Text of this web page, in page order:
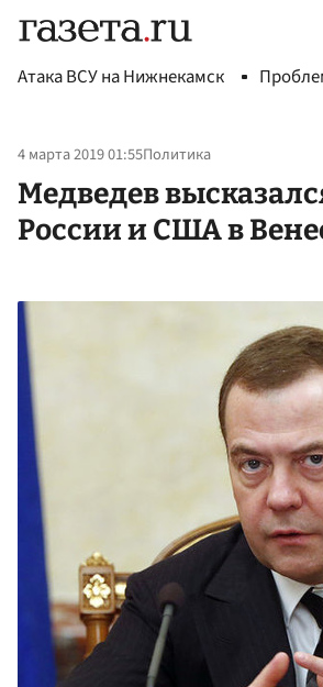
Атака ВСУ на Нижнекамск
4 марта 2019 01:55Политика
Медведев
России и США в